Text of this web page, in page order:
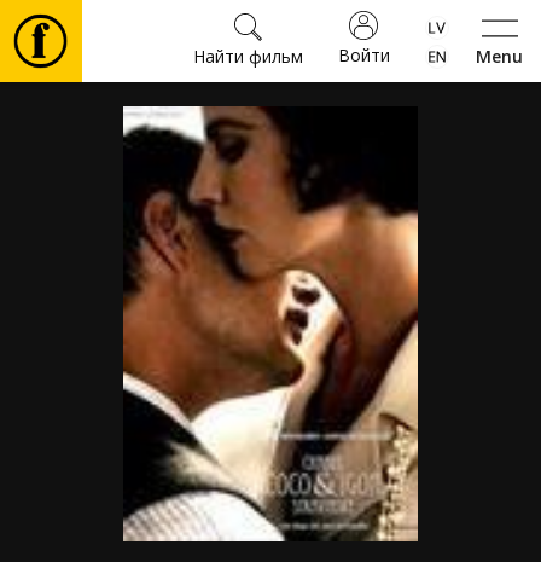
Menu
Войти
Найти фильм
Фильмы
Культура
Мероприятия
Новости
Кинозакуски